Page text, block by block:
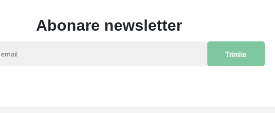
Abonare newsletter
Trimite